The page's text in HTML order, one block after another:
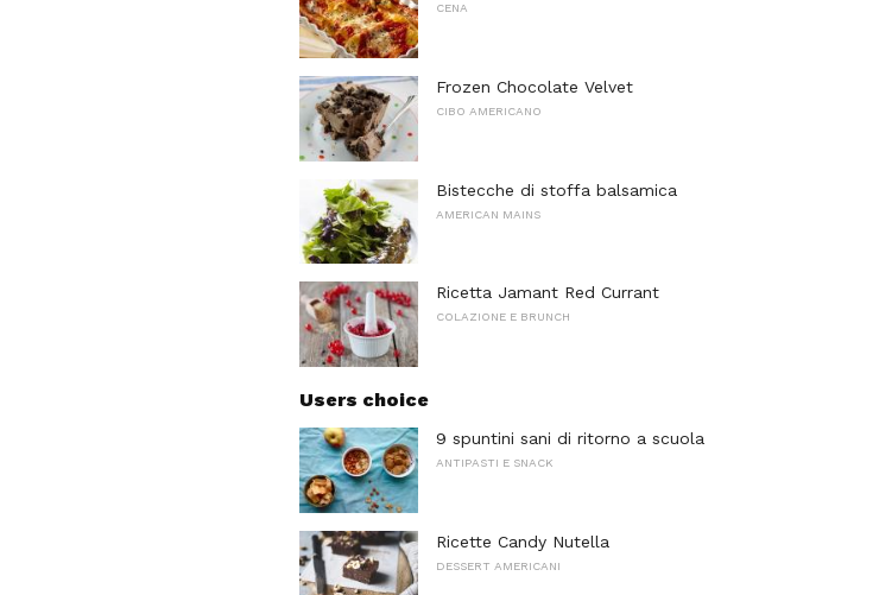
CENA
Frozen Chocolate Velvet
CIBO AMERICANO
Bistecche di stoffa balsamica
AMERICAN MAINS
Ricetta Jamant Red Currant
COLAZIONE E BRUNCH
Users choice
9 spuntini sani di ritorno a scuola
ANTIPASTI E SNACK
Ricette Candy Nutella
DESSERT AMERICANI